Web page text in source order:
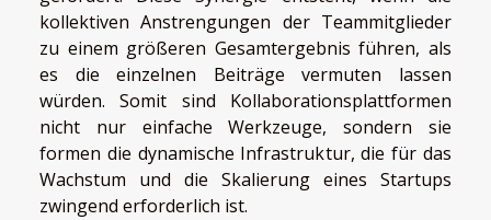
kollektiven Anstrengungen der Teammitglieder
zu einem größeren Gesamtergebnis führen, als
es die einzelnen Beiträge vermuten lassen
würden. Somit sind Kollaborationsplattformen
nicht nur einfache Werkzeuge, sondern sie
formen die dynamische Infrastruktur, die für das
Wachstum und die Skalierung eines Startups
zwingend erforderlich ist.